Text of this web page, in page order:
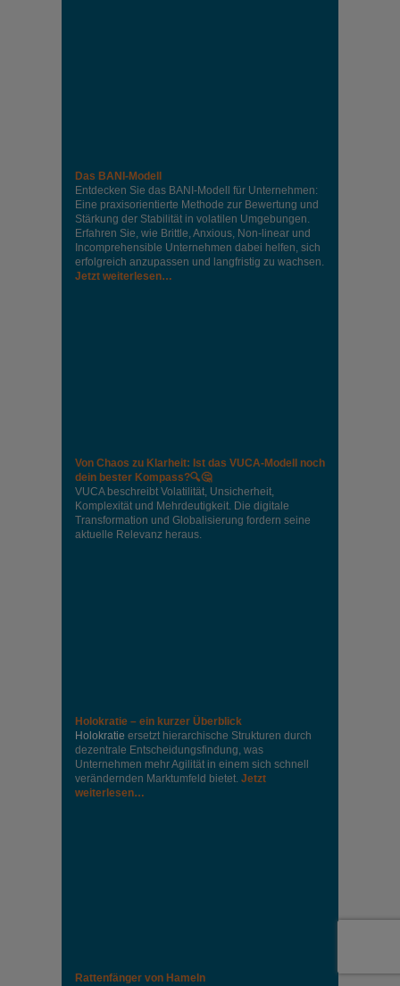
Das BANI-Modell
Entdecken Sie das BANI-Modell für Unternehmen:
Eine praxisorientierte Methode zur Bewertung und
Stärkung der Stabilität in volatilen Umgebungen.
Erfahren Sie, wie Brittle, Anxious, Non-linear und
Incomprehensible Unternehmen dabei helfen, sich
erfolgreich anzupassen und langfristig zu wachsen.
Jetzt weiterlesen…
Von Chaos zu Klarheit: Ist das VUCA-Modell noch
dein bester Kompass?🔍🤔
VUCA beschreibt Volatilität, Unsicherheit,
Komplexität und Mehrdeutigkeit. Die digitale
Transformation und Globalisierung fordern seine
aktuelle Relevanz heraus.
Holokratie – ein kurzer Überblick
Holokratie ersetzt hierarchische Strukturen durch
dezentrale Entscheidungsfindung, was
Unternehmen mehr Agilität in einem sich schnell
verändernden Marktumfeld bietet. Jetzt
weiterlesen…
Rattenfänger von Hameln